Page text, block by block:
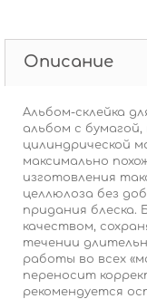
Описание
Альбом-склейка
альбом с
цилиндрической
максимально
изготовления
целлюлоза без
придания блеска.
качеством,
течении
работы во всех
переносит
рекомендуется